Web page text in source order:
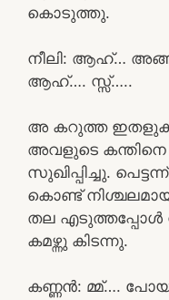
കൊടുത്തു.
നീലി: ആഹ്…
ആഹ്…. സ്സ്‌…..
അ കറുത്ത
അവളുടെ
സുഖിപ്പിച്ചു.
കൊണ്ട്
തല എടുത്തപ്പോൾ
കമഴ്ന്നു കിടന്നു.
കണ്ണൻ: മ്മ്….